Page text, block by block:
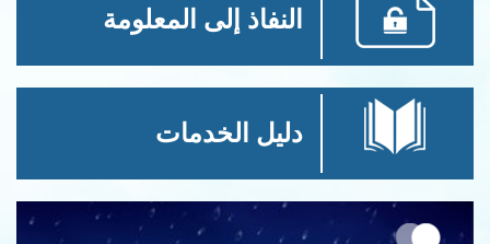
النفاذ إلى المعلومة
دليل الخدمات